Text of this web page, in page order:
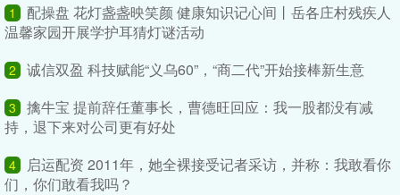
1
配操盘 花灯盏盏映笑颜 健康知识记心间丨岳各庄村残疾人
温馨家园开展学护耳猜灯谜活动
2 诚信双盈 科技赋能“义乌60”，“商二代”开始接棒新生意
3
擒牛宝 提前辞任董事长，曹德旺回应：我一股都没有减
持，退下来对公司更有好处
4
启运配资 2011年，她全裸接受记者采访，并称：我敢看你
们，你们敢看我吗？